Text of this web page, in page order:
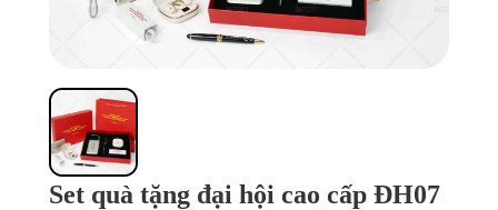
Set quà tặng đại hội cao cấp ĐH07